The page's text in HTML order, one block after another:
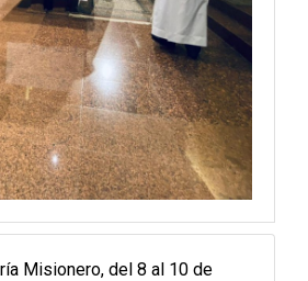
Misionero, del 8 al 10 de